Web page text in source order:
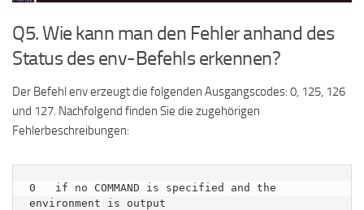
Q5. Wie kann man den Fehler anhand des
Status des env-Befehls erkennen?
Der Befehl env erzeugt die folgenden Ausgangscodes: 0, 125, 126
und 127. Nachfolgend finden Sie die zugehörigen
Fehlerbeschreibungen:
0   if no COMMAND is specified and the
environment is output